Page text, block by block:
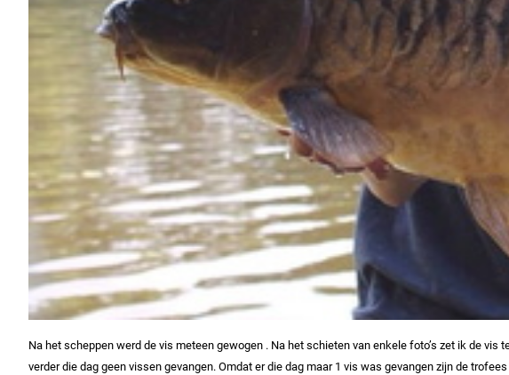
Na het scheppen werd de vis meteen gewogen . Na het schieten van enkele foto’s zet ik de
verder die dag geen vissen gevangen. Omdat er die dag maar 1 vis was gevangen zijn de